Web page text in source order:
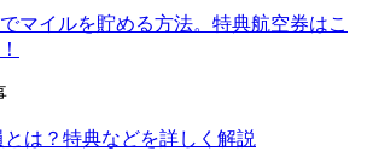
マイルを貯める方法。特典航空券はこ
は？特典などを詳しく解説